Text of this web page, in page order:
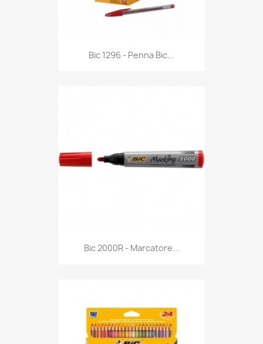
Anteprima
Bic 1296 - Penna Bic...
Anteprima
Bic 2000R - Marcatore...